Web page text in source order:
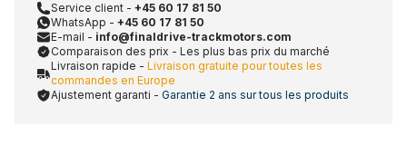
Service client - +45 60 17 81 50
WhatsApp - +45 60 17 81 50
E-mail - info@finaldrive-trackmotors.com
Comparaison des prix - Les plus bas prix du marché
Livraison rapide - Livraison gratuite pour toutes les
commandes en Europe
Ajustement garanti - Garantie 2 ans sur tous les produits